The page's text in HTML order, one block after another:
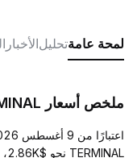
لمحة عامةتحليلالأخبار
ملخص أسعار TERMINAL المباشر